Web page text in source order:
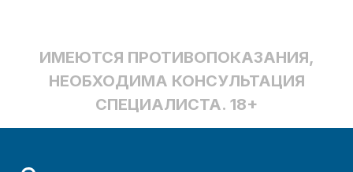
ИМЕЮТСЯ ПРОТИВОПОКАЗАНИЯ,
НЕОБХОДИМА КОНСУЛЬТАЦИЯ
СПЕЦИАЛИСТА. 18+